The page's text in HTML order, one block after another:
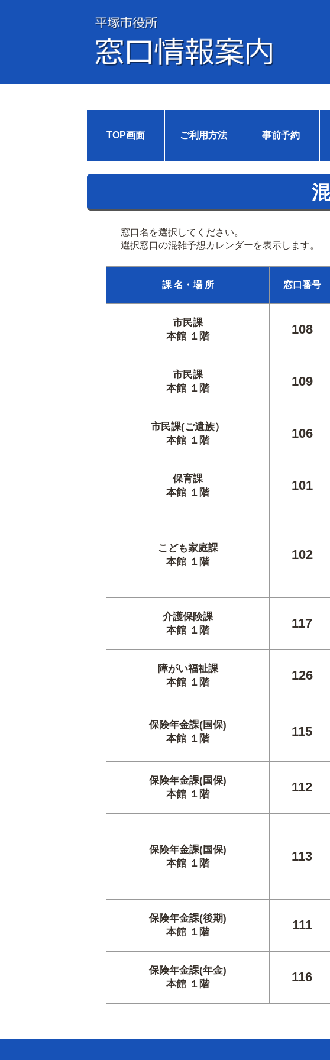
TOP画面 ご利用方法 事前予約
窓口名を選択してください。
選択窓口の混雑予想カレンダーを表示します。
課 名・場 所 窓口番号
市民課
本館 １階
108
市民課
本館 １階
109
市民課(ご遺族）
本館 １階
106
保育課
本館 １階
101
こども家庭課
本館 １階
102
介護保険課
本館 １階
117
障がい福祉課
本館 １階
126
保険年金課(国保)
本館 １階
115
保険年金課(国保)
本館 １階
112
保険年金課(国保)
本館 １階
113
保険年金課(後期)
本館 １階
111
保険年金課(年金)
本館 １階
116